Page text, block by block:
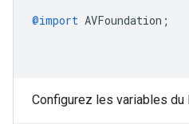
@import AVFoundation ;
Configurez les variables du